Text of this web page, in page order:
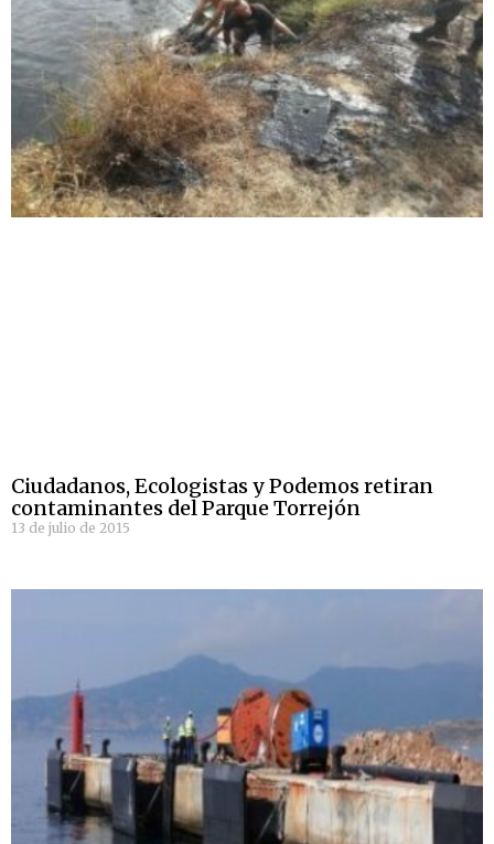
Ciudadanos, Ecologistas y Podemos retiran
contaminantes del Parque Torrejón
13 de julio de 2015